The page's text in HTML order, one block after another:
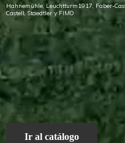
Hahnemühle, Leuchtturm1917, Faber-
Castell, Staedtler y FIMO
Ir al catálogo